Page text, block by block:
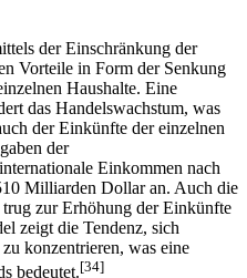
der Einschränkung der
Vorteile in Form der Senkung
Haushalte. Eine
das Handelswachstum, was
der Einkünfte der einzelnen
der
Einkommen nach
Milliarden Dollar an. Auch die
zur Erhöhung der Einkünfte
zeigt die Tendenz, sich
konzentrieren, was eine